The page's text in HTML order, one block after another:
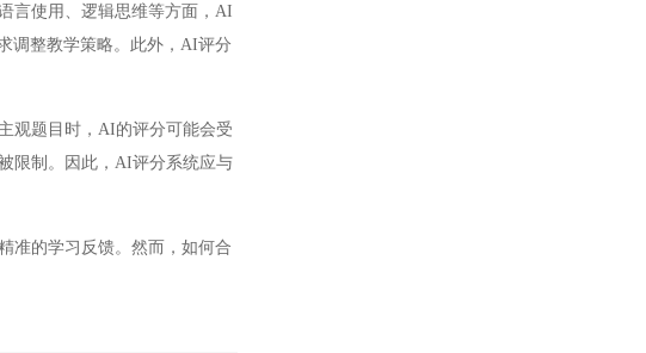
言使用、逻辑思维等方面，AI
调整教学策略。此外，AI评分
观题目时，AI的评分可能会受
限制。因此，AI评分系统应与
准的学习反馈。然而，如何合